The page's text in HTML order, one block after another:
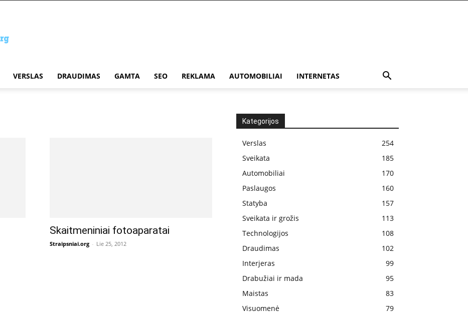
VERSLAS DRAUDIMAS GAMTA SEO REKLAMA AUTOMOBILIAI INTERNETAS
Skaitmeniniai fotoaparatai
Straipsniai.org - Lie 25, 2012
Kategorijos
Verslas
254
Sveikata
185
Automobiliai
170
Paslaugos
160
Statyba
157
Sveikata ir grožis
113
Technologijos
108
Draudimas
102
Interjeras
99
Drabužiai ir mada
95
Maistas
83
Visuomenė
79